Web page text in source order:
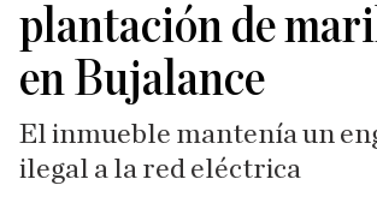
plantación de
en Bujalance
El inmueble mantenía un
ilegal a la red eléctrica